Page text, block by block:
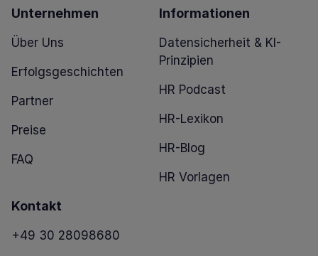
Unternehmen
Über Uns
Erfolgsgeschichten
Partner
Preise
FAQ
Informationen
Datensicherheit & KI-
Prinzipien
HR Podcast
HR-Lexikon
HR-Blog
HR Vorlagen
Kontakt
+49 30 28098680